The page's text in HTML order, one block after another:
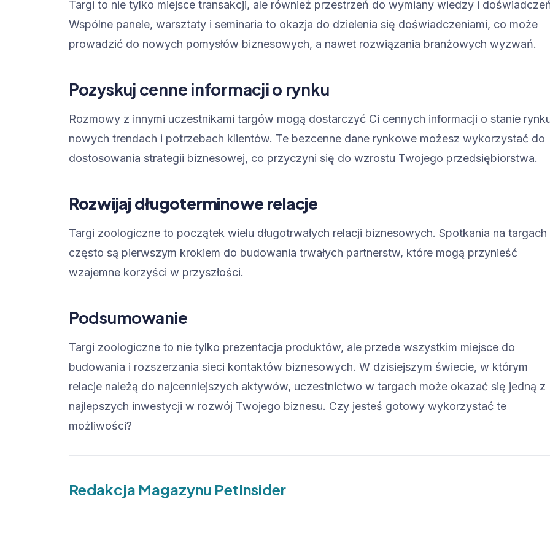
Targi to nie tylko miejsce transakcji, ale również przestrzeń do wymiany wiedzy i
Wspólne panele, warsztaty i seminaria to okazja do dzielenia się doświadczeniami, co może
prowadzić do nowych pomysłów biznesowych, a nawet rozwiązania branżowych wyzwań.
Pozyskuj cenne informacji o rynku
Rozmowy z innymi uczestnikami targów mogą dostarczyć Ci cennych informacji o stanie
nowych trendach i potrzebach klientów. Te bezcenne dane rynkowe możesz wykorzystać do
dostosowania strategii biznesowej, co przyczyni się do wzrostu Twojego przedsiębiorstwa.
Rozwijaj długoterminowe relacje
Targi zoologiczne to początek wielu długotrwałych relacji biznesowych. Spotkania na targach
często są pierwszym krokiem do budowania trwałych partnerstw, które mogą przynieść
wzajemne korzyści w przyszłości.
Podsumowanie
Targi zoologiczne to nie tylko prezentacja produktów, ale przede wszystkim miejsce do
budowania i rozszerzania sieci kontaktów biznesowych. W dzisiejszym świecie, w którym
relacje należą do najcenniejszych aktywów, uczestnictwo w targach może okazać się jedną z
najlepszych inwestycji w rozwój Twojego biznesu. Czy jesteś gotowy wykorzystać te
możliwości?
Redakcja Magazynu PetInsider